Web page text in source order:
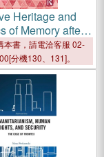
Heritage and
of Memory after
Trauma at
Museum
本書，請電洽客服 02-
分機130、131]。